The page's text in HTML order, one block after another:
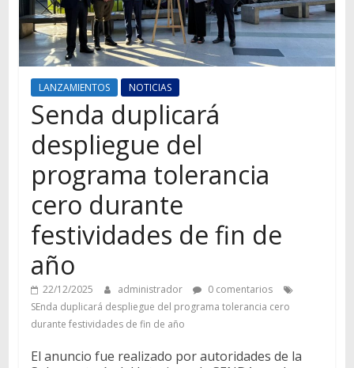
LANZAMIENTOS NOTICIAS
Senda duplicará
despliegue del
programa tolerancia
cero durante
festividades de fin de
año
22/12/2025 administrador
0 comentarios
SEnda duplicará despliegue del programa tolerancia cero
durante festividades de fin de año
El anuncio fue realizado por autoridades de la